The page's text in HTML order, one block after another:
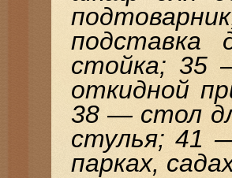
стойка; 35
откидной
38 — стол
стулья; 41
парках,